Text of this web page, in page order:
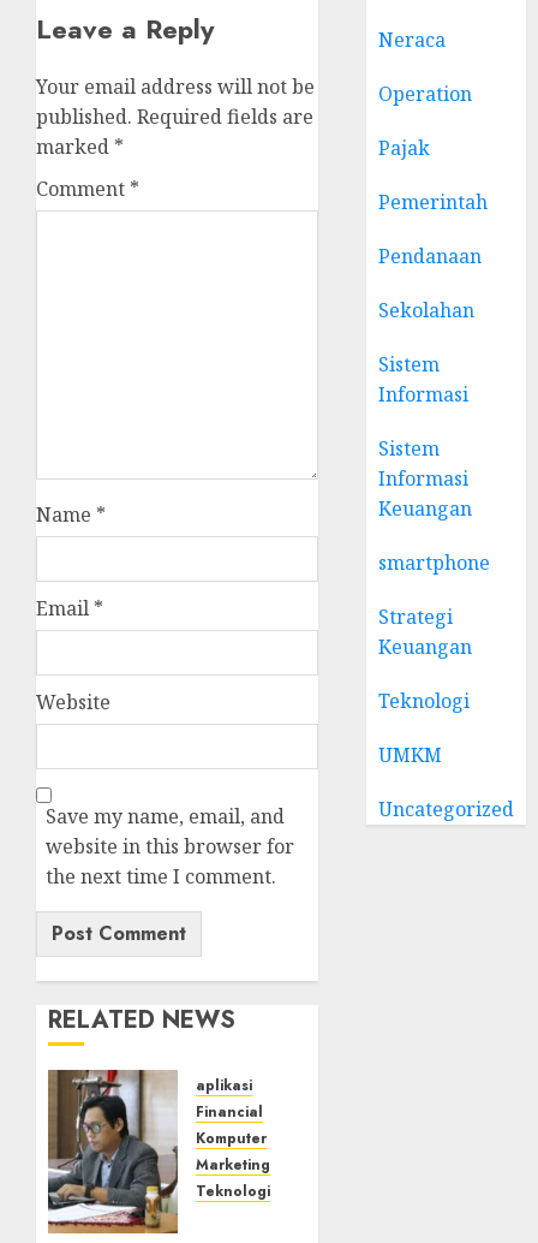
Leave a Reply
Your email address will not be
published. Required fields are
marked *
Comment *
Name *
Email *
Website
Save my name, email, and
website in this browser for
the next time I comment.
RELATED NEWS
aplikasi
Financial
Komputer
Marketing
Teknologi
Neraca
Operation
Pajak
Pemerintah
Pendanaan
Sekolahan
Sistem
Informasi
Sistem
Informasi
Keuangan
smartphone
Strategi
Keuangan
Teknologi
UMKM
Uncategorized